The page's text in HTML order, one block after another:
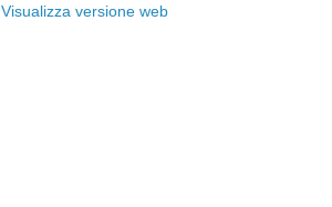
Visualizza versione web